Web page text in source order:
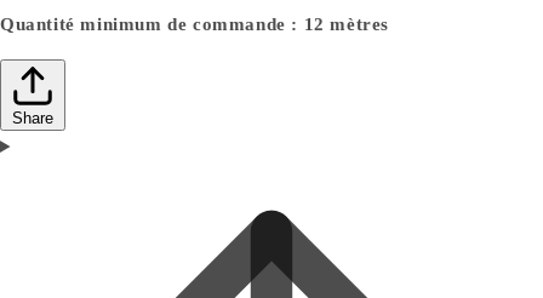
Quantité minimum de commande : 12 mètres
Share